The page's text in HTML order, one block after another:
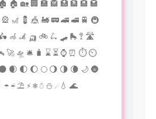
🏡 🏢 🏣 🏤 🏥 🏦 🏨 🏩
🎢 💈 🎪 🚂 🚃 🚄 🚅 🚆 🚇
🦽 🦼 🛺 🚲 🛴 🛹 🛼 🚏 🛣
🚀 🛸 🛎 🧳 ⌛ ⏳ ⌚ ⏰ ⏱ ⏲
🌒 🌓 🌔 🌕 🌖 🌗 🌘 🌙 🌚
⛱ ⚡ ❄ ☃ ⛄ ☄💧 🌊